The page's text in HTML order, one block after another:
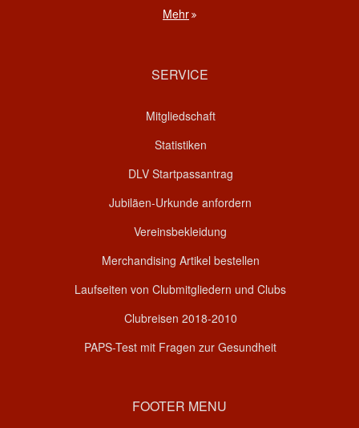
Mehr
SERVICE
Mitgliedschaft
Statistiken
DLV Startpassantrag
Jubiläen-Urkunde anfordern
Vereinsbekleidung
Merchandising Artikel bestellen
Laufseiten von Clubmitgliedern und Clubs
Clubreisen 2018-2010
PAPS-Test mit Fragen zur Gesundheit
FOOTER MENU